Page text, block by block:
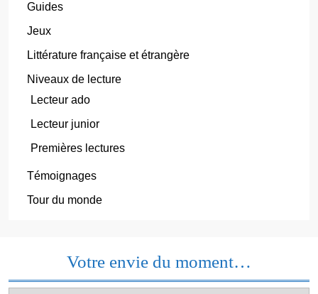
Guides
Jeux
Littérature française et étrangère
Niveaux de lecture
Lecteur ado
Lecteur junior
Premières lectures
Témoignages
Tour du monde
Votre envie du moment…